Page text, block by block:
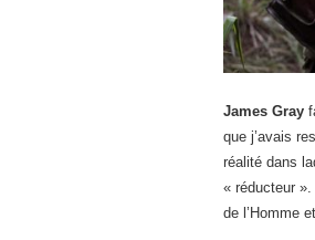
James Gray
que j’avais
réalité dans
« réducteur ».
de l’Homme